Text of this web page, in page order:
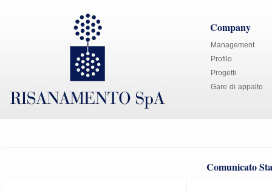
Company
Management
Profilo
Progetti
Gare di appalto
Comunicato